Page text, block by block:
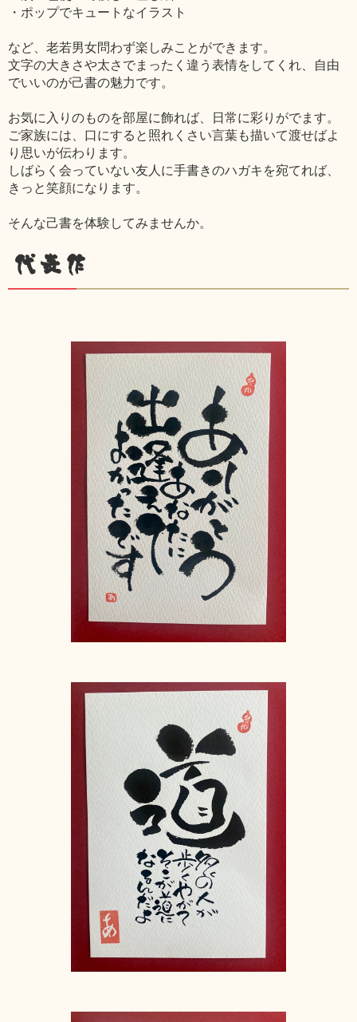
・ポップでキュートなイラスト
など、老若男女問わず楽しみことができます。
文字の大きさや太さでまったく違う表情をしてくれ、自由
でいいのが己書の魅力です。
お気に入りのものを部屋に飾れば、日常に彩りがでます。
ご家族には、口にすると照れくさい言葉も描いて渡せばよ
り思いが伝わります。
しばらく会っていない友人に手書きのハガキを宛てれば、
きっと笑顔になります。
そんな己書を体験してみませんか。
代表作